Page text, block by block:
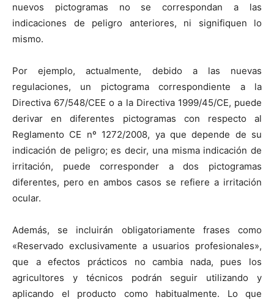
nuevos pictogramas no se correspondan a las
indicaciones de peligro anteriores, ni signifiquen lo
mismo.
Por ejemplo, actualmente, debido a las nuevas
regulaciones, un pictograma correspondiente a la
Directiva 67/548/CEE o a la Directiva1999/45/CE, puede
derivar en diferentes pictogramas con respecto al
Reglamento CE nº 1272/2008, ya que depende de su
indicación de peligro; es decir, una misma indicación de
irritación, puede corresponder a dos pictogramas
diferentes, pero en ambos casos se refiere a irritación
ocular.
Además, se incluirán obligatoriamente frases como
«Reservado exclusivamente a usuarios profesionales»,
que a efectos prácticos no cambia nada, pues los
agricultores y técnicos podrán seguir utilizando y
aplicando el producto como habitualmente. Lo que